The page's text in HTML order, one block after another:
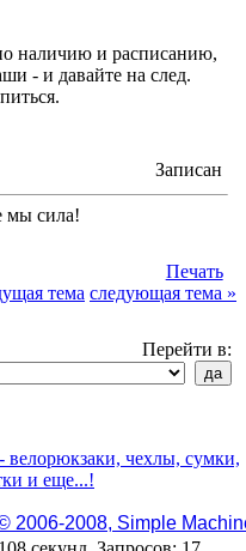
наличию и расписанию,
- и давайте на след.
Записан
мы сила!
Печать
тема следующая тема »
Перейти в:
2006-2008, Simple